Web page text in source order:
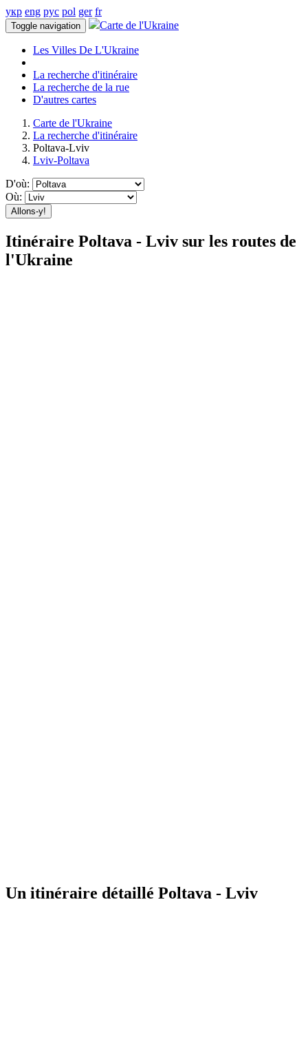
укр eng рус pol ger fr
Toggle navigation Carte de l'Ukraine
Les Villes De L'Ukraine
La recherche d'itinéraire
La recherche de la rue
D'autres cartes
Carte de l'Ukraine
La recherche d'itinéraire
Poltava-Lviv
Lviv-Poltava
D'où:
Où:
Allons-y!
Itinéraire Poltava - Lviv sur les routes de
l'Ukraine
Un itinéraire détaillé Poltava - Lviv